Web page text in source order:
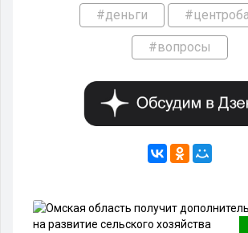
#деньги
#вопросы